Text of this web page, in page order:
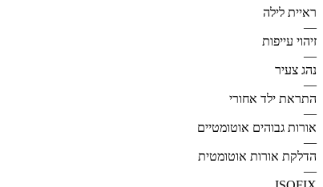
ראיית לילה
—
זיהוי עייפות
—
נהג צעיר
—
התראת ילד אחורי
—
אורות גבוהים אוטומטיים
—
הדלקת אורות אוטומטית
—